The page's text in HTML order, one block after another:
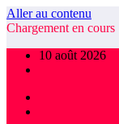
Aller au contenu
Chargement en cours
10 août 2026